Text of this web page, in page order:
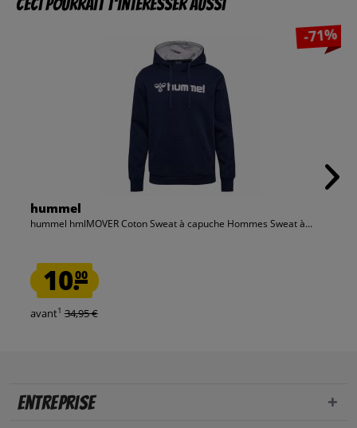
Ceci pourrait t’intéresser aussi
-71%
hummel
hummel hmlMOVER Coton Sweat à capuche Hommes Sweat à...
10.00
avant1 34,95 €
Entreprise